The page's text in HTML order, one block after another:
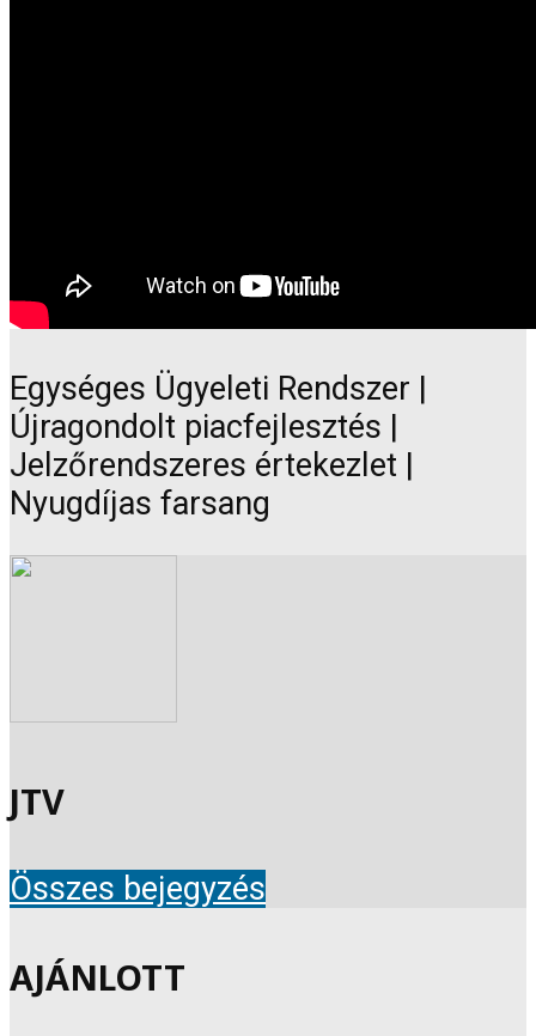
Egységes Ügyeleti Rendszer |
Újragondolt piacfejlesztés |
Jelzőrendszeres értekezlet |
Nyugdíjas farsang
JTV
Összes bejegyzés
AJÁNLOTT